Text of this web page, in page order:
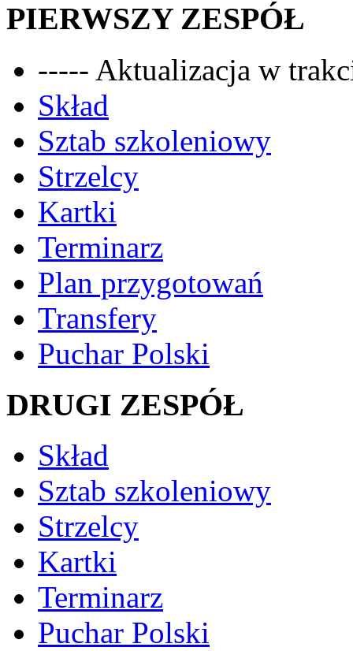
PIERWSZY ZESPÓŁ
----- Aktualizacja w
Skład
Sztab szkoleniowy
Strzelcy
Kartki
Terminarz
Plan przygotowań
Transfery
Puchar Polski
DRUGI ZESPÓŁ
Skład
Sztab szkoleniowy
Strzelcy
Kartki
Terminarz
Puchar Polski